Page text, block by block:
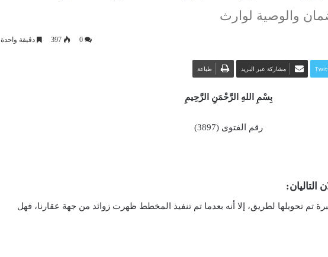
والوصية لوارث
0
397 دقيقة واحدة
مشاركة عبر البريد طباعة
بِسْمِ اللهِ الرَّحْمَنِ الرَّحِيمِ
رقم الفتوى (3897)
التاليان:
تم تحويلها لطريق، إلا أنه بعدما تم تنفيذ المخطط ظهرت زوائد من جهة عقارنا، فهل